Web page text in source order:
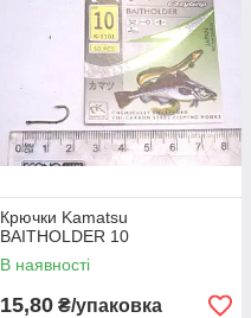
Крючки Kamatsu
BAITHOLDER 10
В наявності
15,80 ₴/упаковка